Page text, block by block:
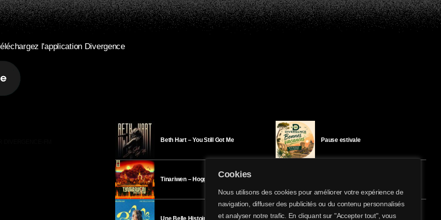
Cookies
Nous utilisons des cookies pour améliorer votre expérience de
navigation, diffuser des publicités ou du contenu personnalisés
et analyser notre trafic. En cliquant sur "Accepter tout", vous
l'application Divergence
Beth Hart – You Still Got Me
Tinariwen – Hoggar
Pause estivale